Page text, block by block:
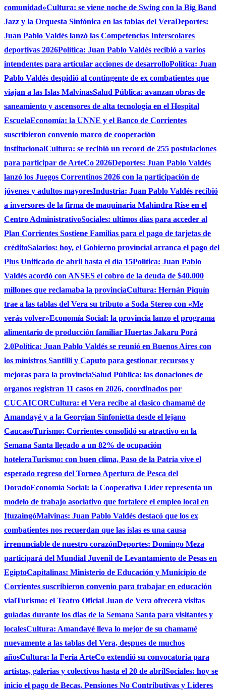
comunidad»Cultura: se viene noche de Swing con la Big Band
Jazz y la Orquesta Sinfónica en las tablas del VeraDeportes:
Juan Pablo Valdés lanzó las Competencias Interscolares
deportivas 2026Política: Juan Pablo Valdés recibió a varios
intendentes para articular acciones de desarrolloPolítica: Juan
Pablo Valdés despidió al contingente de ex combatientes que
viajan a las Islas MalvinasSalud Pública: avanzan obras de
saneamiento y ascensores de alta tecnologia en el Hospital
EscuelaEconomía: la UNNE y el Banco de Corrientes
suscribieron convenio marco de cooperación
institucionalCultura: se recibió un record de 255 postulaciones
para participar de ArteCo 2026Deportes: Juan Pablo Valdés
lanzó los Juegos Correntinos 2026 con la participación de
jóvenes y adultos mayoresIndustria: Juan Pablo Valdés recibió
a inversores de la firma de maquinaria Mahindra Rise en el
Centro AdministrativoSociales: ultimos dias para acceder al
Plan Corrientes Sostiene Familias para el pago de tarjetas de
créditoSalarios: hoy, el Gobierno provincial arranca el pago del
Plus Unificado de abril hasta el día 15Política: Juan Pablo
Valdés acordó con ANSES el cobro de la deuda de $40.000
millones que reclamaba la provinciaCultura: Hernán Piquín
trae a las tablas del Vera su tributo a Soda Stereo con «Me
verás volver»Economía Social: la provincia lanzo el programa
alimentario de producción familiar Huertas Jakaru Porá
2.0Política: Juan Pablo Valdés se reunió en Buenos Aires con
los ministros Santilli y Caputo para gestionar recursos y
mejoras para la provinciaSalud Pública: las donaciones de
organos registran 11 casos en 2026, coordinados por
CUCAICORCultura: el Vera recibe al clasico chamamé de
Amandayé y a la Georgian Sinfonietta desde el lejano
CaucasoTurismo: Corrientes consolidó su atractivo en la
Semana Santa llegado a un 82% de ocupación
hoteleraTurismo: con buen clima, Paso de la Patria vive el
esperado regreso del Torneo Apertura de Pesca del
DoradoEconomía Social: la Cooperativa Líder representa un
modelo de trabajo asociativo que fortalece el empleo local en
ItuzaingóMalvinas: Juan Pablo Valdés destacó que los ex
combatientes nos recuerdan que las islas es una causa
irrenunciable de nuestro corazónDeportes: Domingo Meza
participará del Mundial Juvenil de Levantamiento de Pesas en
EgiptoCapitalinas: Ministerio de Educación y Municipio de
Corrientes suscribieron convenio para trabajar en educación
vialTurismo: el Teatro Oficial Juan de Vera ofrecerá visitas
guiadas durante los dias de la Semana Santa para visitantes y
localesCultura: Amandayé lleva lo mejor de su chamamé
nuevamente a las tablas del Vera, despues de muchos
añosCultura: la Feria ArteCo extendió su convocatoria para
artistas, galerias y colectivos hasta el 20 de abrilSociales: hoy se
inicio el pago de Becas, Pensiones No Contributivas y Lideres